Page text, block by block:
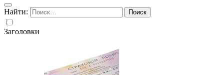
Найти:
Заголовки